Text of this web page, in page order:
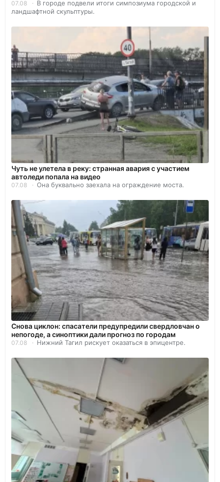
07.08
В городе подвели итоги симпозиума городской и
ландшафтной скульптуры.
Чуть не улетела в реку: странная авария с участием
автоледи попала на видео
07.08 Она буквально заехала на ограждение моста.
Снова циклон: спасатели предупредили свердловчан о
непогоде, а синоптики дали прогноз по городам
07.08 Нижний Тагил рискует оказаться в эпицентре.